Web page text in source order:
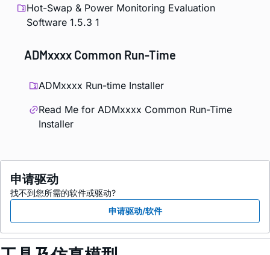
Hot-Swap & Power Monitoring Evaluation
Software 1.5.3 1
ADMxxxx Common Run-Time
ADMxxxx Run-time Installer
Read Me for ADMxxxx Common Run-Time
Installer
申请驱动
找不到您所需的软件或驱动?
申请驱动/软件